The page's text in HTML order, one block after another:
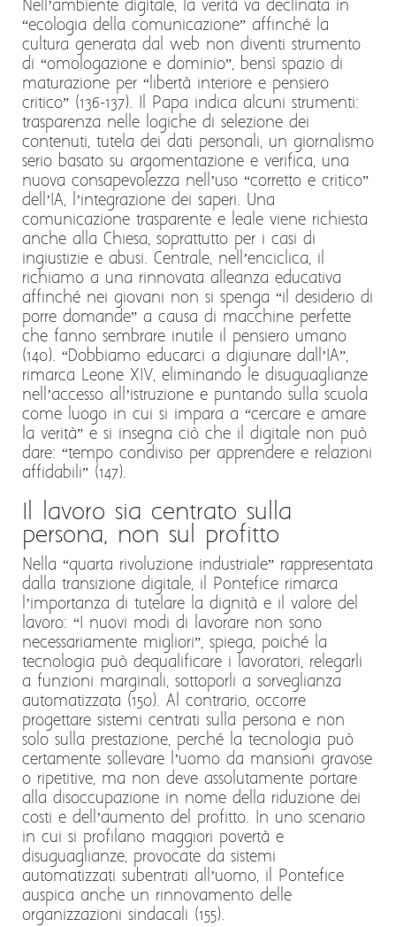
Nell’ambiente digitale, la verità va declinata in
“ecologia della comunicazione” affinché la
cultura generata dal web non diventi strumento
di “omologazione e dominio”, bensì spazio di
maturazione per “libertà interiore e pensiero
critico” (136-137). Il Papa indica alcuni strumenti:
trasparenza nelle logiche di selezione dei
contenuti, tutela dei dati personali, un giornalismo
serio basato su argomentazione e verifica, una
nuova consapevolezza nell’uso “corretto e critico”
dell’IA, l’integrazione dei saperi. Una
comunicazione trasparente e leale viene richiesta
anche alla Chiesa, soprattutto per i casi di
ingiustizie e abusi. Centrale, nell’enciclica, il
richiamo a una rinnovata alleanza educativa
affinché nei giovani non si spenga “il desiderio di
porre domande” a causa di macchine perfette
che fanno sembrare inutile il pensiero umano
(140). “Dobbiamo educarci a digiunare dall’IA”,
rimarca Leone XIV, eliminando le disuguaglianze
nell’accesso all’istruzione e puntando sulla scuola
come luogo in cui si impara a “cercare e amare
la verità” e si insegna ciò che il digitale non può
dare: “tempo condiviso per apprendere e relazioni
affidabili” (147).
Il lavoro sia centrato sulla
persona, non sul profitto
Nella “quarta rivoluzione industriale” rappresentata
dalla transizione digitale, il Pontefice rimarca
l’importanza di tutelare la dignità e il valore del
lavoro: “I nuovi modi di lavorare non sono
necessariamente migliori”, spiega, poiché la
tecnologia può dequalificare i lavoratori, relegarli
a funzioni marginali, sottoporli a sorveglianza
automatizzata (150). Al contrario, occorre
progettare sistemi centrati sulla persona e non
solo sulla prestazione, perché la tecnologia può
certamente sollevare l’uomo da mansioni gravose
o ripetitive, ma non deve assolutamente portare
alla disoccupazione in nome della riduzione dei
costi e dell’aumento del profitto. In uno scenario
in cui si profilano maggiori povertà e
disuguaglianze, provocate da sistemi
automatizzati subentrati all’uomo, il Pontefice
auspica anche un rinnovamento delle
organizzazioni sindacali (155).